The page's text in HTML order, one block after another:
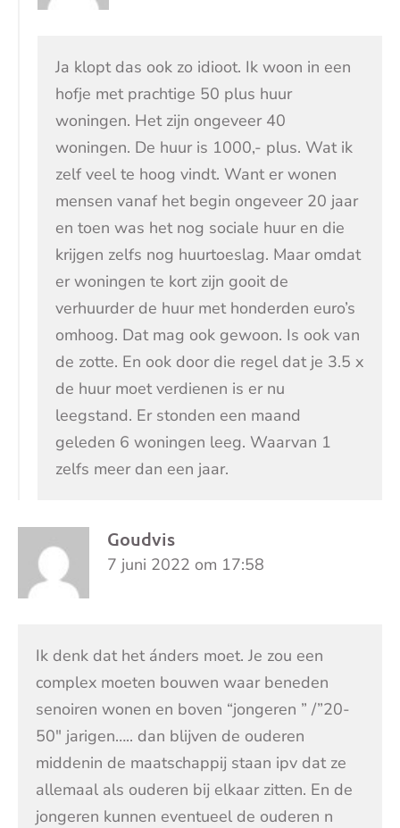
Ja klopt das ook zo idioot. Ik woon in een
hofje met prachtige 50 plus huur
woningen. Het zijn ongeveer 40
woningen. De huur is 1000,- plus. Wat ik
zelf veel te hoog vindt. Want er wonen
mensen vanaf het begin ongeveer 20 jaar
en toen was het nog sociale huur en die
krijgen zelfs nog huurtoeslag. Maar omdat
er woningen te kort zijn gooit de
verhuurder de huur met honderden euro’s
omhoog. Dat mag ook gewoon. Is ook van
de zotte. En ook door die regel dat je 3.5 x
de huur moet verdienen is er nu
leegstand. Er stonden een maand
geleden 6 woningen leeg. Waarvan 1
zelfs meer dan een jaar.
Goudvis
7 juni 2022 om 17:58
Ik denk dat het ánders moet. Je zou een
complex moeten bouwen waar beneden
senoiren wonen en boven “jongeren ” /”20-
50″ jarigen….. dan blijven de ouderen
middenin de maatschappij staan ipv dat ze
allemaal als ouderen bij elkaar zitten. En de
jongeren kunnen eventueel de ouderen n